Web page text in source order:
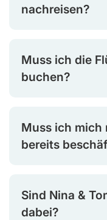
nachreisen?
Muss ich die
buchen?
Muss ich mich
bereits
Sind Nina &
dabei?